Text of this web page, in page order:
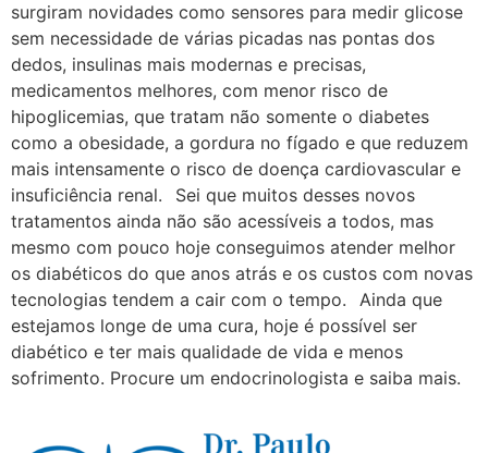
surgiram novidades como sensores para medir glicose
sem necessidade de várias picadas nas pontas dos
dedos, insulinas mais modernas e precisas,
medicamentos melhores, com menor risco de
hipoglicemias, que tratam não somente o diabetes
como a obesidade, a gordura no fígado e que reduzem
mais intensamente o risco de doença cardiovascular e
insuficiência renal.⠀Sei que muitos desses novos
tratamentos ainda não são acessíveis a todos, mas
mesmo com pouco hoje conseguimos atender melhor
os diabéticos do que anos atrás e os custos com novas
tecnologias tendem a cair com o tempo.⠀Ainda que
estejamos longe de uma cura, hoje é possível ser
diabético e ter mais qualidade de vida e menos
sofrimento. Procure um endocrinologista e saiba mais.